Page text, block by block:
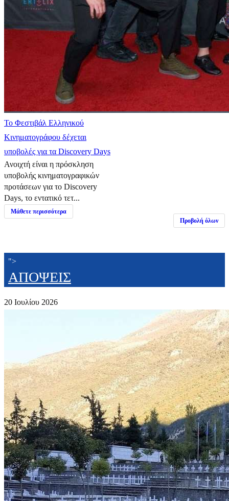
Το Φεστιβάλ Ελληνικού
Κινηματογράφου δέχεται
υποβολές για τα Discovery Days
Ανοιχτή είναι η πρόσκληση
υποβολής κινηματογραφικών
προτάσεων για το Discovery
Days, το εντατικό τετ...
Μάθετε περισσότερα
Προβολή όλων
">
ΑΠΟΨΕΙΣ
20 Ιουλίου 2026